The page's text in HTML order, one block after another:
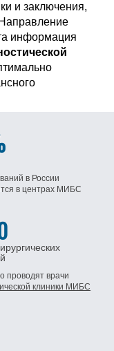
и заключения,
информация
в России
в центрах МИБС
проводят врачи
клиники МИБС